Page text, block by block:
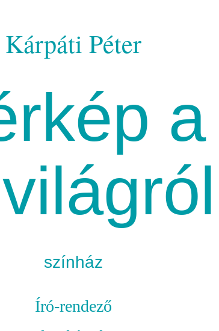
Kárpáti Péter
a
színház
Író-rendező